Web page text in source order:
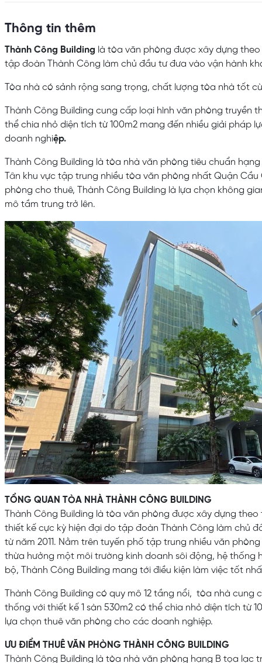
Thông tin thêm
Thành Công Building là tòa văn phòng được xây dựng
tập đoàn Thành Công làm chủ đầu tư đưa vào vận hành
Tòa nhà có sảnh rộng sang trọng, chất lượng tòa nhà tốt
Thành Công Building cung cấp loại hình văn phòng truyền
thể chia nhỏ diện tích từ 100m2 mang đến nhiều giải pháp
doanh nghiệp.
Thành Công Building là tòa nhà văn phòng tiêu chuẩn
Tân khu vực tập trung nhiều tòa văn phòng nhất Quận
phòng cho thuê, Thành Công Building là lựa chọn không
mô tầm trung trở lên.
TỔNG QUAN TÒA NHÀ THÀNH CÔNG BUILDING
Thành Công Building là tòa văn phòng được xây dựng
thiết kế cực kỳ hiện đại do tập đoàn Thành Công làm chủ
từ năm 2011. Nằm trên tuyến phố tập trung nhiều văn
thừa hưởng một môi trường kinh doanh sôi động, hệ thống
bộ, Thành Công Building mang tới điều kiện làm việc tốt
Thành Công Building có quy mô 12 tầng nổi, tòa nhà cung
thống với thiết kế 1 sàn 530m2 có thể chia nhỏ diện tích từ
lựa chọn thuê văn phòng cho các doanh nghiệp.
ƯU ĐIỂM THUÊ VĂN PHÒNG THÀNH CÔNG BUILDING
Thành Công Building là tòa nhà văn phòng hạng B tọa lạc